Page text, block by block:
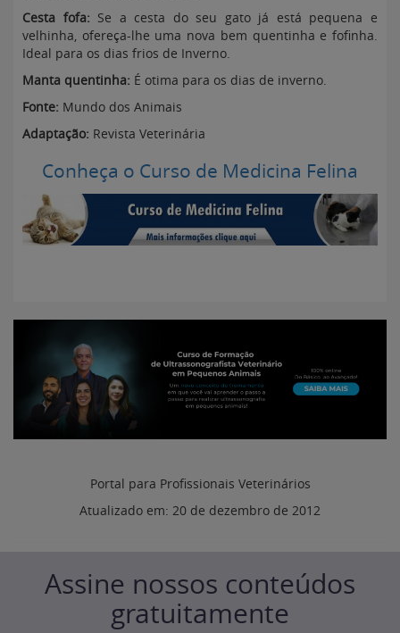
Cesta fofa: Se a cesta do seu gato já está pequena e
velhinha, ofereça-lhe uma nova bem quentinha e fofinha.
Ideal para os dias frios de Inverno.
Manta quentinha: É otima para os dias de inverno.
Fonte: Mundo dos Animais
Adaptação: Revista Veterinária
Conheça o Curso de Medicina Felina
Portal para Profissionais Veterinários
Atualizado em: 20 de dezembro de 2012
Assine nossos conteúdos
gratuitamente